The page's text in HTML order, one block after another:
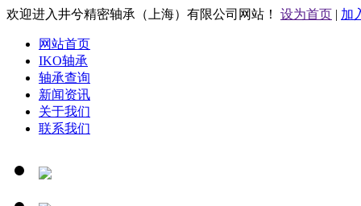
欢迎进入井兮精密轴承（上海）有限公司网站！ 设为首页 | 加
网站首页
IKO轴承
轴承查询
新闻资讯
关于我们
联系我们